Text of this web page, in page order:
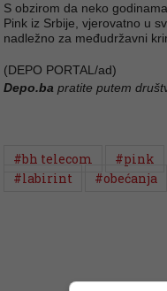
S obzirom da neko
Pink iz Srbije, vjerovatno u
nadležno za međudržavni
(DEPO PORTAL/ad)
Depo.ba pratite putem
#bh telecom #pink
#labirint
#obećanja